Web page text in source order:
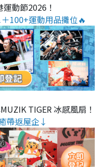
運動節2026！
100+運動用品攤位🔥
TIGER 冰感風扇！
帶返屋企↓